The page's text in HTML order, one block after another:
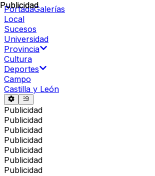
PortadaGalerías
Local
Sucesos
Universidad
Provincia
Cultura
Deportes
Campo
Castilla y León
Publicidad
Publicidad
Publicidad
Publicidad
Publicidad
Publicidad
Publicidad
Publicidad
Publicidad